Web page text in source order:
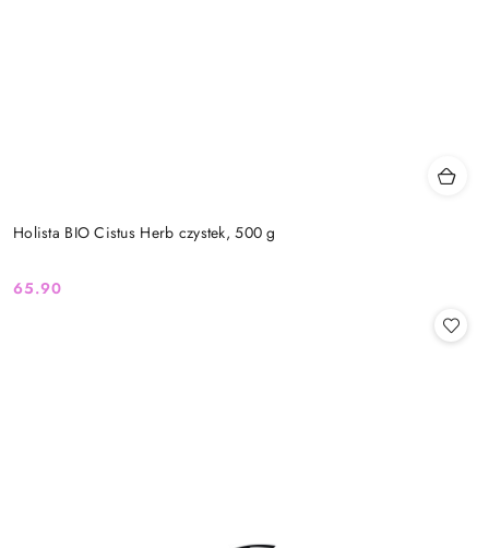
Holista BIO Cistus Herb czystek, 500 g
Cena:
65.90